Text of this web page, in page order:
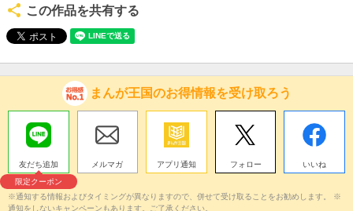
この作品を共有する
まんが王国のお得情報を受け取ろう
友だち追加
限定クーポン
メルマガ アプリ通知 フォロー いいね
※通知する情報およびタイミングが異なりますので、併せて受け取ることをお勧めします。 ※
通知をしないキャンペーンもあります。ご了承ください。